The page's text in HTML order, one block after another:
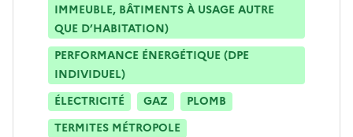
IMMEUBLE, BÂTIMENTS À USAGE AUTRE
QUE D’HABITATION)
PERFORMANCE ÉNERGÉTIQUE (DPE
INDIVIDUEL)
ÉLECTRICITÉ
GAZ
PLOMB
TERMITES MÉTROPOLE